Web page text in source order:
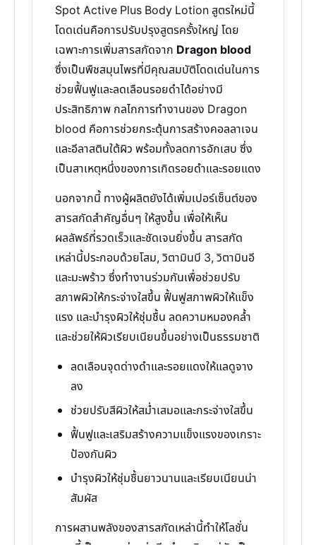
Spot Active Plus Body Lotion สูตรใหม่นี้
โดดเด่นคือการปรับปรุงสูตรครั้งใหญ่ โดย
เฉพาะการเพิ่มสารสกัดจาก Dragon blood
ซึ่งเป็นพืชสมุนไพรที่มีคุณสมบัติโดดเด่นในการ
ช่วยฟื้นฟูและลดเลือนรอยดำได้อย่างมี
ประสิทธิภาพ กลไกการทำงานของ Dragon
blood คือการช่วยกระตุ้นการสร้างคอลลาเจน
และอีลาสตินใต้ผิว พร้อมทั้งลดการอักเสบ ซึ่ง
เป็นสาเหตุหนึ่งของการเกิดรอยดำและรอยแดง
นอกจากนี้ ทางผู้ผลิตยังได้เพิ่มเปอร์เซ็นต์ของ
สารสกัดสำคัญอื่นๆ ให้สูงขึ้น เพื่อให้เห็น
ผลลัพธ์ที่รวดเร็วและชัดเจนยิ่งขึ้น สารสกัด
เหล่านี้ประกอบด้วยโสม, วิตามินบี 3, วิตามินอี
และมะพร้าว ซึ่งทำงานร่วมกันเพื่อช่วยปรับ
สภาพผิวให้กระจ่างใสขึ้น ฟื้นฟูสภาพผิวให้แข็ง
แรง และบำรุงผิวให้ชุ่มชื้น ลดความหมองคล้ำ
และช่วยให้ผิวเรียบเนียนขึ้นอย่างเป็นธรรมชาติ
ลดเลือนจุดด่างดำและรอยแดงให้แลดูจาง
ลง
ช่วยปรับสีผิวให้สม่ำเสมอและกระจ่างใสขึ้น
ฟื้นฟูและเสริมสร้างความแข็งแรงของเกราะ
ป้องกันผิว
บำรุงผิวให้ชุ่มชื้นยาวนานและเรียบเนียนน่า
สัมผัส
การผสานพลังของสารสกัดเหล่านี้ทำให้โลชั่น